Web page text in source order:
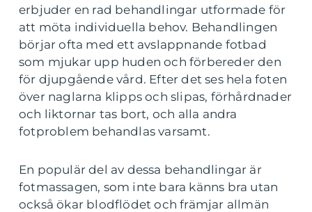
erbjuder en rad behandlingar utformade för
att möta individuella behov. Behandlingen
börjar ofta med ett avslappnande fotbad
som mjukar upp huden och förbereder den
för djupgående vård. Efter det ses hela foten
över naglarna klipps och slipas, förhårdnader
och liktornar tas bort, och alla andra
fotproblem behandlas varsamt.
En populär del av dessa behandlingar är
fotmassagen, som inte bara känns bra utan
också ökar blodflödet och främjar allmän